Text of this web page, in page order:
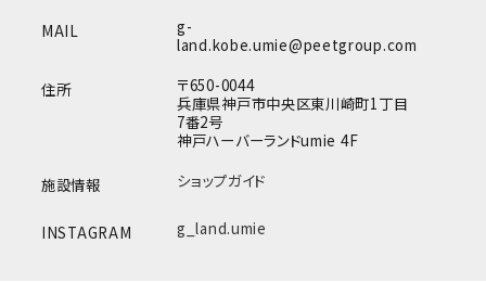
MAIL
g-
land.kobe.umie@peetgroup.com
住所
〒650-0044
兵庫県神戸市中央区東川崎町1丁目
7番2号
神戸ハーバーランドumie 4F
施設情報 ショップガイド
INSTAGRAM g_land.umie